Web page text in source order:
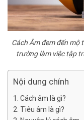
Cách Âm đem đến
trường làm việc tập
Nội dung chính
Cách âm là gì?
Tiêu âm là gì?